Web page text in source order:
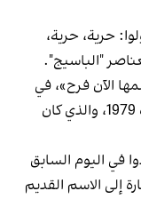
حرية، حرية،
"الباسيج".
الآن فرح»، في
إشارة إلى الاسم السابق للجامعة قبل ثورة 1979، والذي كان
في اليوم السابق
إلى الاسم القديم